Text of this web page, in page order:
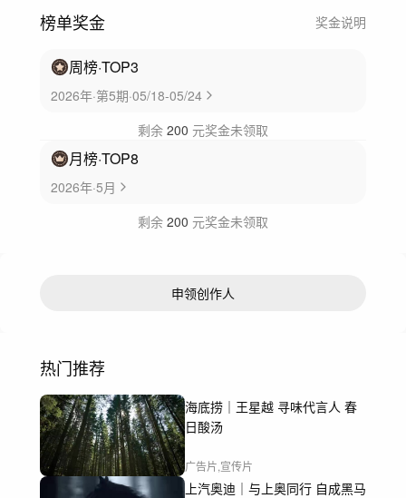
榜单奖金 奖金说明
周榜·TOP3
2026年·第5期·05/18-05/24
剩余 200 元奖金未领取
月榜·TOP8
2026年·5月
剩余 200 元奖金未领取
申领创作人
热门推荐
海底捞｜王星越 寻味代言人 春
日酸汤
广告片,宣传片
上汽奥迪｜与上奥同行 自成黑马